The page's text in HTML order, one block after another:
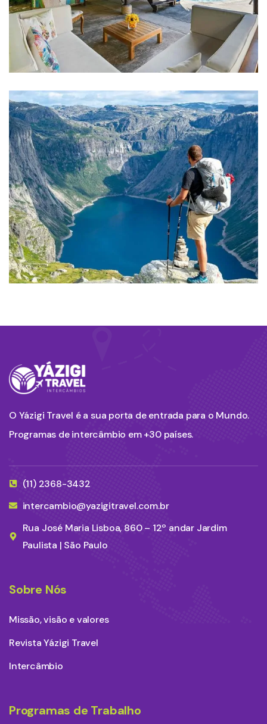
FAMILY FRIENDLY
Luxury Interior
ADVENTURE
Private House
O Yázigi Travel é a sua porta de entrada para o Mundo.
Programas de intercâmbio em +30 países.
(11) 2368-3432
intercambio@yazigitravel.com.br
Rua José Maria Lisboa, 860 – 12º andar Jardim
Paulista | São Paulo
Sobre Nós
Missão, visão e valores
Revista Yázigi Travel
Intercâmbio
Programas de Trabalho